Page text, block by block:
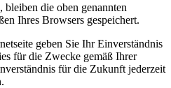
bleiben die oben genannten
Ihres Browsers gespeichert.
geben Sie Ihr Einverständnis
für die Zwecke gemäß Ihrer
für die Zukunft jederzeit